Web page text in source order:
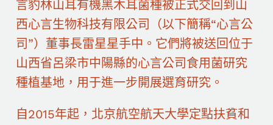
言豹林山耳有機黑木耳菌種被正式交回到山
西心言生物科技有限公司（以下簡稱“心言公
司”）董事長雷星星手中。它們將被送回位于
山西省呂梁市中陽縣的心言公司食用菌研究
種植基地，用于進一步開展選育研究。
自2015年起，北京航空航天大學定點扶貧和